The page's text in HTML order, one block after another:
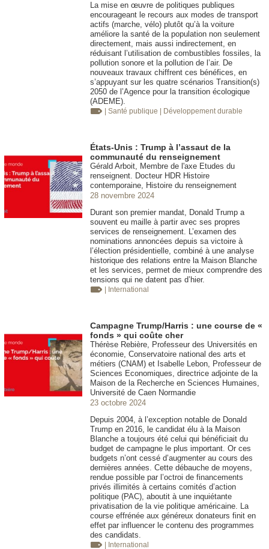
La mise en œuvre de politiques publiques
encourageant le recours aux modes de transport
actifs (marche, vélo) plutôt qu’à la voiture
améliore la santé de la population non seulement
directement, mais aussi indirectement, en
réduisant l’utilisation de combustibles fossiles, la
pollution sonore et la pollution de l’air. De
nouveaux travaux chiffrent ces bénéfices, en
s’appuyant sur les quatre scénarios Transition(s)
2050 de l’Agence pour la transition écologique
(ADEME).
| Santé publique | Développement durable
États-Unis : Trump à l’assaut de la
communauté du renseignement
Gérald Arboit, Membre de l'axe Etudes du
renseignent. Docteur HDR Histoire
contemporaine, Histoire du renseignement
28 novembre 2024
Durant son premier mandat, Donald Trump a
souvent eu maille à partir avec ses propres
services de renseignement. L’examen des
nominations annoncées depuis sa victoire à
l’élection présidentielle, combiné à une analyse
historique des relations entre la Maison Blanche
et les services, permet de mieux comprendre des
tensions qui ne datent pas d’hier.
| International
Campagne Trump/Harris : une course de «
fonds » qui coûte cher
Thérèse Rebière, Professeur des Universités en
économie, Conservatoire national des arts et
métiers (CNAM) et Isabelle Lebon, Professeur de
Sciences Economiques, directrice adjointe de la
Maison de la Recherche en Sciences Humaines,
Université de Caen Normandie
23 octobre 2024
Depuis 2004, à l’exception notable de Donald
Trump en 2016, le candidat élu à la Maison
Blanche a toujours été celui qui bénéficiait du
budget de campagne le plus important. Or ces
budgets n’ont cessé d’augmenter au cours des
dernières années. Cette débauche de moyens,
rendue possible par l’octroi de financements
privés illimités à certains comités d’action
politique (PAC), aboutit à une inquiétante
privatisation de la vie politique américaine. La
course effrénée aux généreux donateurs finit en
effet par influencer le contenu des programmes
des candidats.
| International